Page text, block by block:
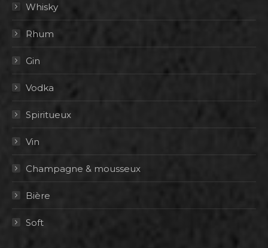
Whisky
Rhum
Gin
Vodka
Spiritueux
Vin
Champagne & mousseux
Bière
Soft